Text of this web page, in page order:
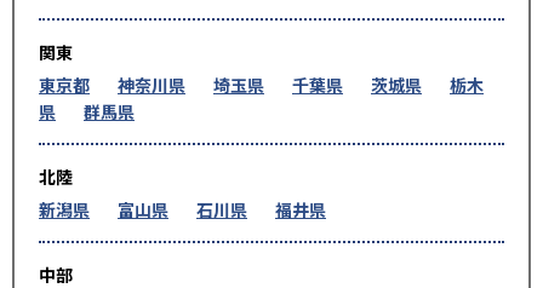
関東
東京都
神奈川県 埼玉県 千葉県 茨城県
栃木
県
群馬県
北陸
新潟県
富山県 石川県 福井県
中部